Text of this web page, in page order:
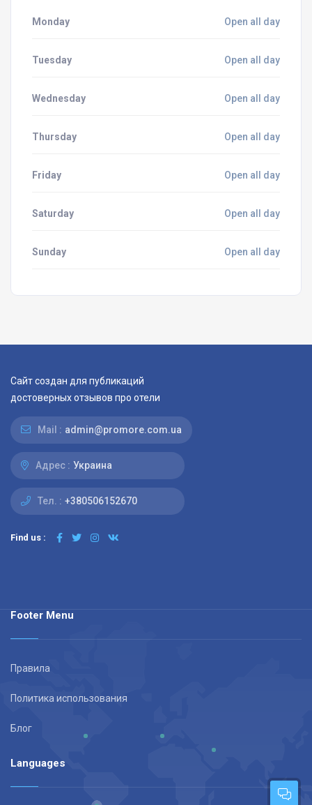
Monday Open all day
Tuesday Open all day
Wednesday Open all day
Thursday Open all day
Friday Open all day
Saturday Open all day
Sunday Open all day
Сайт создан для публикаций
достоверных отзывов про отели
Mail : admin@promore.com.ua
Адрес : Украина
Тел. : +380506152670
Find us :
Footer Menu
Правила
Политика использования
Блог
Languages